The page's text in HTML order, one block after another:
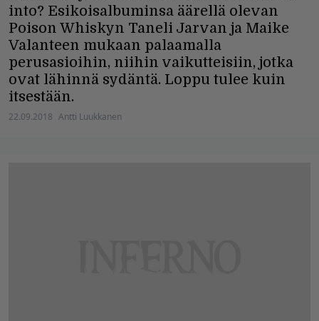
into? Esikoisalbuminsa äärellä olevan
Poison Whiskyn Taneli Jarvan ja Maike
Valanteen mukaan palaamalla
perusasioihin, niihin vaikutteisiin, jotka
ovat lähinnä sydäntä. Loppu tulee kuin
itsestään.
22.09.2018 Antti Luukkanen